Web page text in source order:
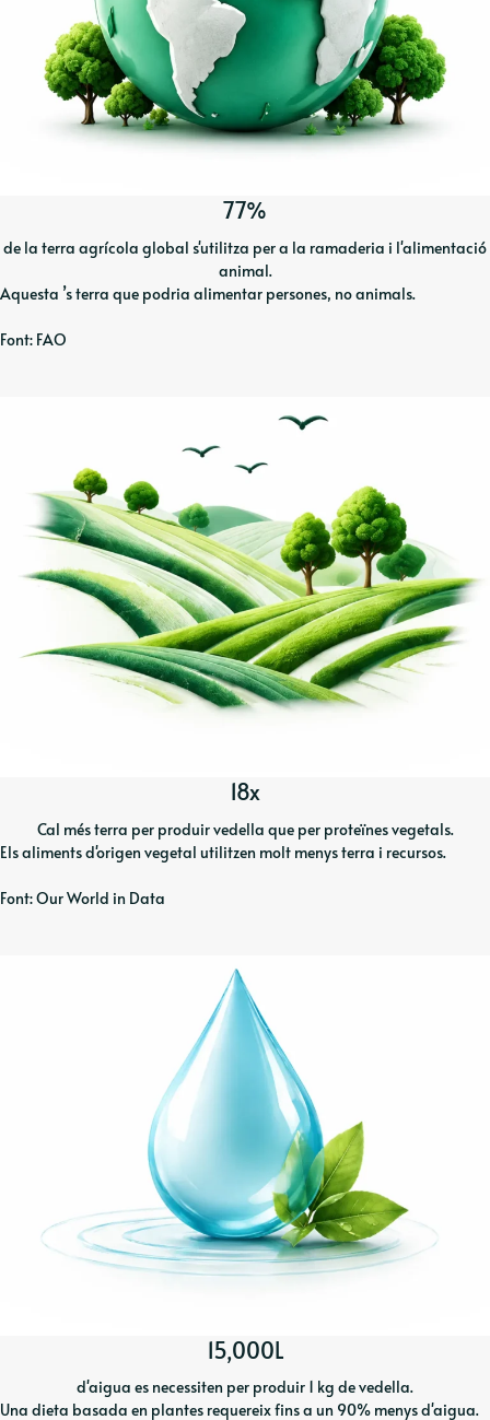
77%
de la terra agrícola global s'utilitza per a la ramaderia i l'alimentació
animal.
Aquesta ’s terra que podria alimentar persones, no animals.
Font: FAO
18x
Cal més terra per produir vedella que per proteïnes vegetals.
Els aliments d'origen vegetal utilitzen molt menys terra i recursos.
Font: Our World in Data
15,000L
d'aigua es necessiten per produir 1 kg de vedella.
Una dieta basada en plantes requereix fins a un 90% menys d'aigua.